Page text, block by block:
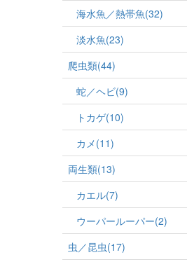
海水魚／熱帯魚(32)
淡水魚(23)
爬虫類(44)
蛇／ヘビ(9)
トカゲ(10)
カメ(11)
両生類(13)
カエル(7)
ウーパールーパー(2)
虫／昆虫(17)